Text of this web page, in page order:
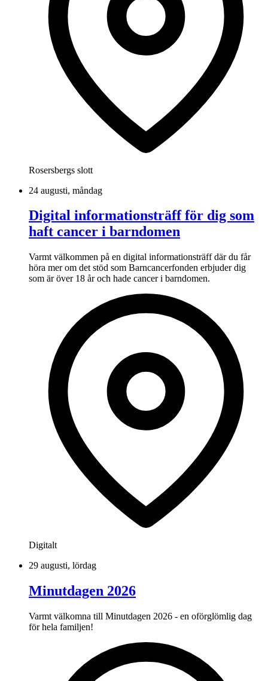
Rosersbergs slott
24 augusti, måndag
Digital informationsträff för dig som
haft cancer i barndomen
Varmt välkommen på en digital informationsträff där du får
höra mer om det stöd som Barncancerfonden erbjuder dig
som är över 18 år och hade cancer i barndomen.
Digitalt
29 augusti, lördag
Minutdagen 2026
Varmt välkomna till Minutdagen 2026 - en oförglömlig dag
för hela familjen!